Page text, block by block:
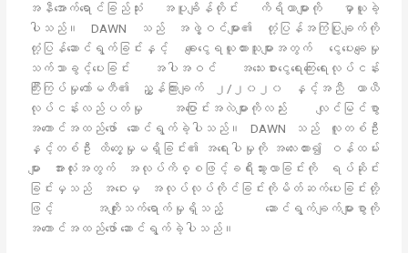
အနီအောက်ရောင်ခြည်သုံး အပူချိန်တိုင်း ကိရိယာများကို မှာယူခဲ့
ပါသည်။ DAWN သည် အဖွဲ့ဝင်များ၏ တုံ့ပြန်အကြံပြုချက်ကို
တုံ့ပြန်ဆောင်ရွက်ခြင်းနှင့် ချေးငွေရယူထားသူများအတွက် ငွေပေးချေမှု
သက်သာခွင့်ပေးခြင်း အပါအဝင် အသေးစားငွေရေးကြေးရေးလုပ်ငန်း
ကြီးကြပ်မှုကော်မတီ၏ ညွှန်ကြားချက် ၂/၂၀၂၀ နှင့်အညီ ယာယီ
လုပ်ငန်းလည်ပတ်မှု အပြောင်းအလဲများကိုလည်း လျင်မြင်စွာ
အကောင်အထည်ဖော် ဆောင်ရွက်ခဲ့ပါသည်။ DAWN သည် လူတစ်ဦး
နှင့်တစ်ဦး ထိတွေ့မှုမရှိခြင်း၏ အရေးပါမှုကို အလေးထား၍ ဝန်ထမ်း
များ အားလုံးအတွက် အလုပ်ကိစ္စဖြင့်ခရီးသွားလာခြင်းကို ရပ်ဆိုင်း
ခြင်းမှသည် အဝေးမှ အလုပ်လုပ်ကိုင်ခြင်းကိုမိတ်ဆက်ပေးခြင်းတို့
ဖြင့် အကျိုးသက်ရောက်မှုရှိသည့် ဆောင်ရွက်ချက်များစွာကို
အကောင်အထည်ဖော် ဆောင်ရွက်ခဲ့ပါသည်။